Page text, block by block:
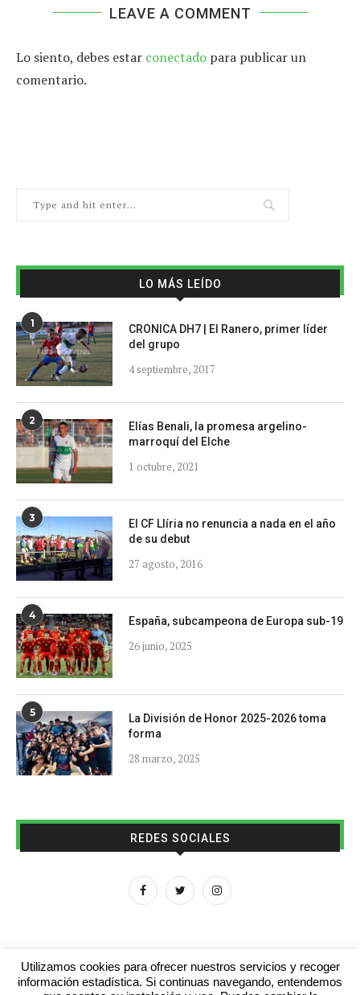
LEAVE A COMMENT
Lo siento, debes estar conectado para publicar un
comentario.
LO MÁS LEÍDO
1
CRONICA DH7 | El Ranero, primer líder
del grupo
4 septiembre, 2017
2
Elías Benali, la promesa argelino-
marroquí del Elche
1 octubre, 2021
3
El CF Llíria no renuncia a nada en el año
de su debut
27 agosto, 2016
4 España, subcampeona de Europa sub-19
26 junio, 2025
5
La División de Honor 2025-2026 toma
forma
28 marzo, 2025
REDES SOCIALES
Utilizamos cookies para ofrecer nuestros servicios y recoger
información estadística. Si continuas navegando, entendemos